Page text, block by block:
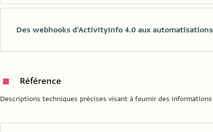
Des webhooks d'ActivityInfo 4.0 aux automatisations
Référence
Descriptions techniques précises visant à fournir des